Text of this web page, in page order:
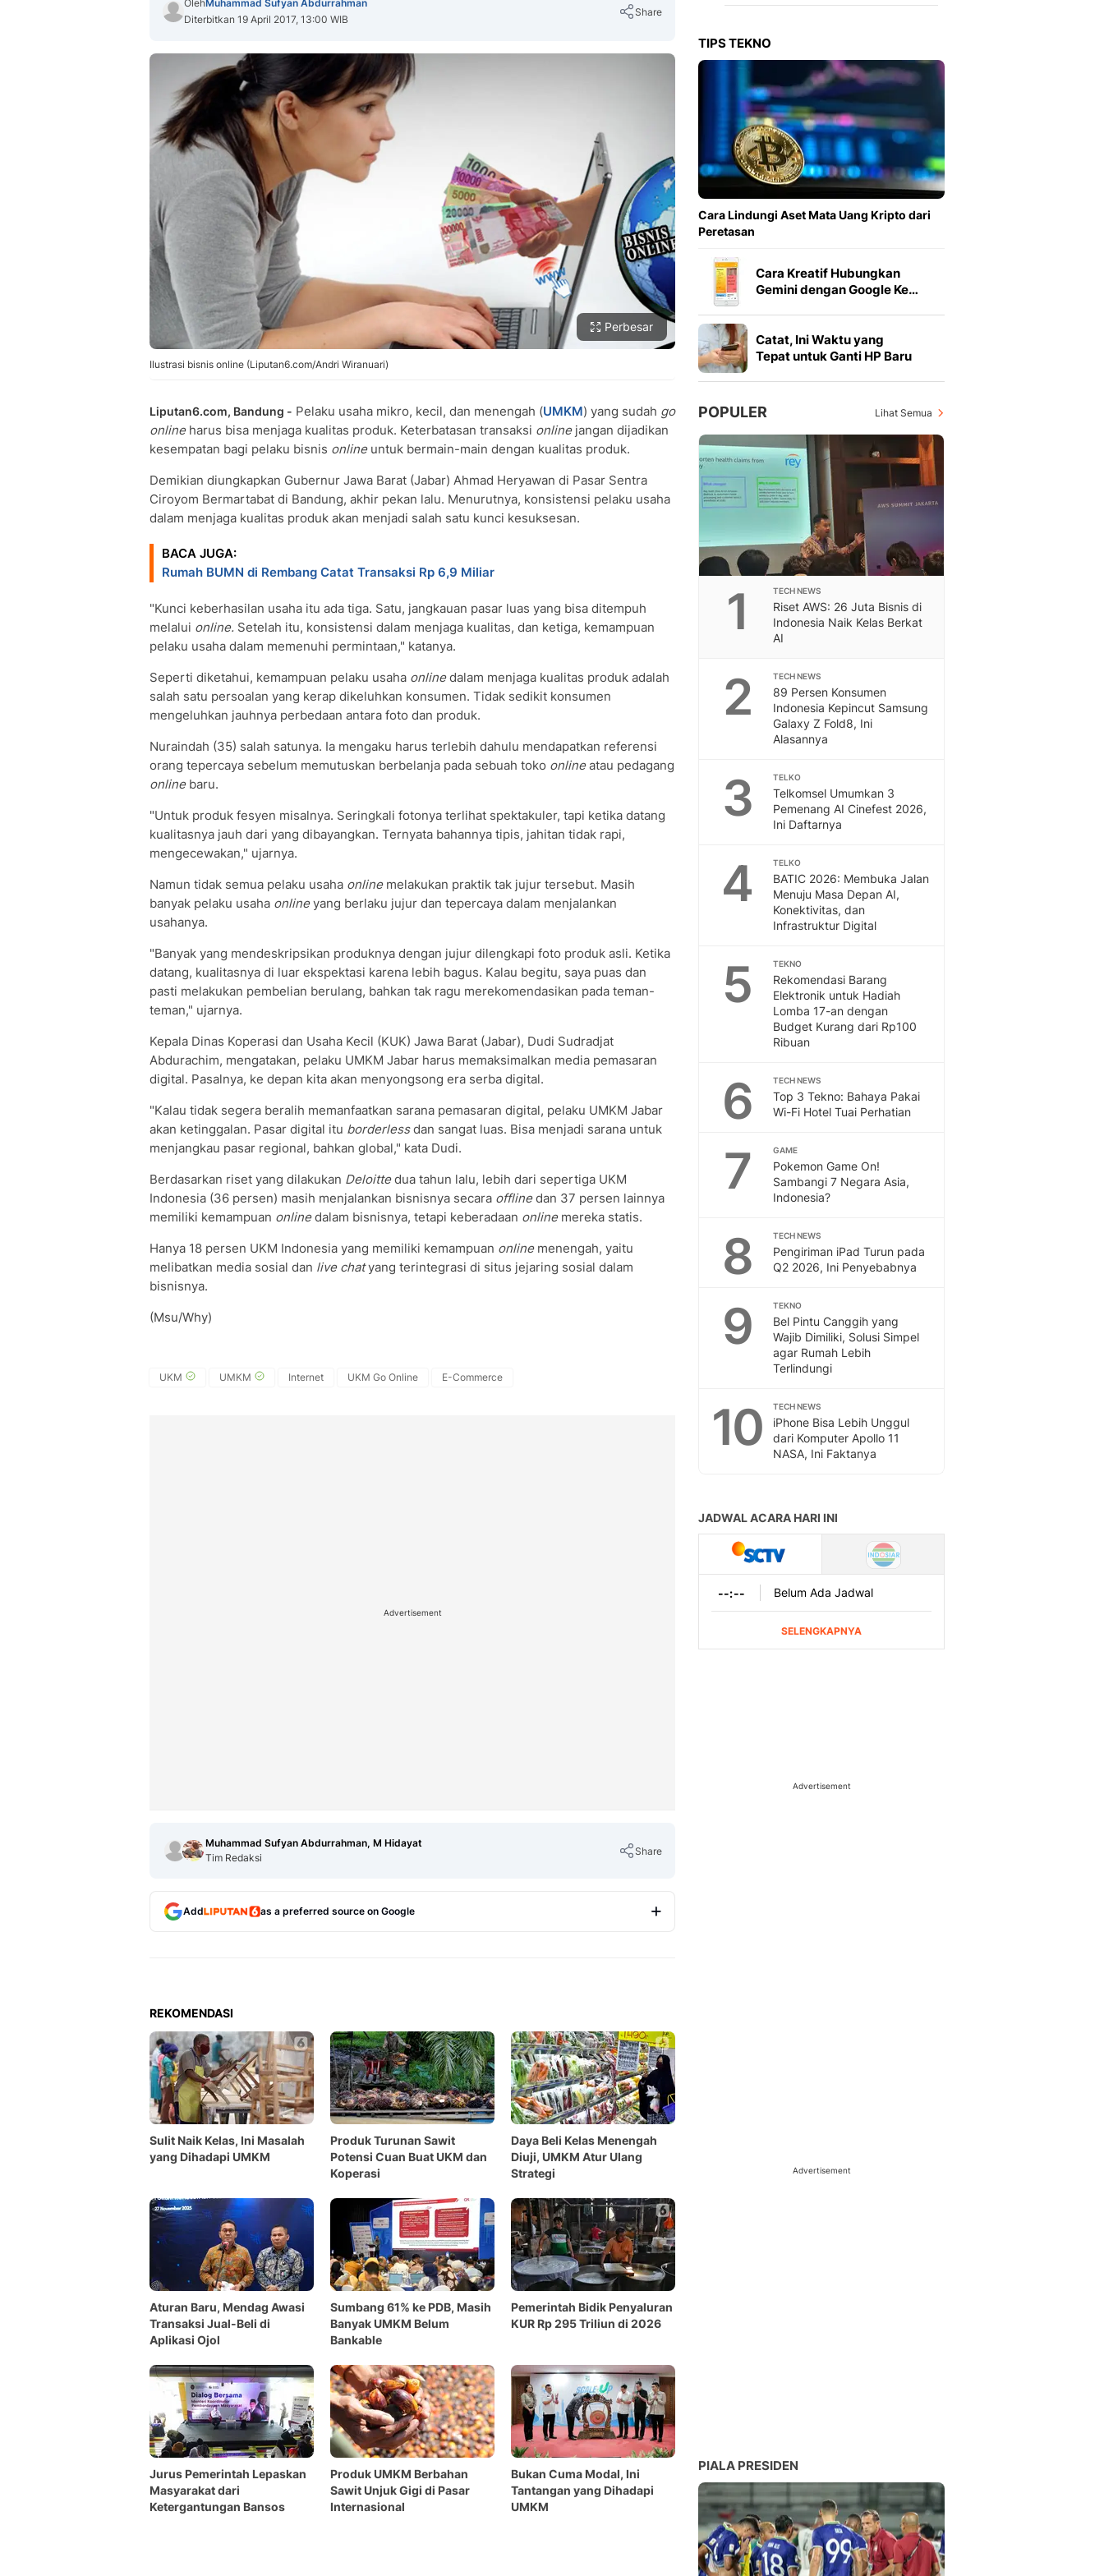
OlehMuhammad Sufyan Abdurrahman
Diterbitkan 19 April 2017, 13:00 WIB
Share
Perbesar
Ilustrasi bisnis online (Liputan6.com/Andri Wiranuari)
Liputan6.com, Bandung - Pelaku usaha mikro, kecil, dan menengah (UMKM) yang sudah go
onlineharus bisa menjaga kualitas produk. Keterbatasan transaksi onlinejangan dijadikan
kesempatan bagi pelaku bisnis onlineuntuk bermain-main dengan kualitas produk.
Demikian diungkapkan Gubernur Jawa Barat (Jabar) Ahmad Heryawan di Pasar Sentra
Ciroyom Bermartabat di Bandung, akhir pekan lalu. Menurutnya, konsistensi pelaku usaha
dalam menjaga kualitas produk akan menjadi salah satu kunci kesuksesan.
BACA JUGA:
Rumah BUMN di Rembang Catat Transaksi Rp 6,9 Miliar
"Kunci keberhasilan usaha itu ada tiga. Satu, jangkauan pasar luas yang bisa ditempuh
melalui online. Setelah itu, konsistensi dalam menjaga kualitas, dan ketiga, kemampuan
pelaku usaha dalam memenuhi permintaan," katanya.
Seperti diketahui, kemampuan pelaku usaha onlinedalam menjaga kualitas produk adalah
salah satu persoalan yang kerap dikeluhkan konsumen. Tidak sedikit konsumen
mengeluhkan jauhnya perbedaan antara foto dan produk.
Nuraindah (35) salah satunya. Ia mengaku harus terlebih dahulu mendapatkan referensi
orang tepercaya sebelum memutuskan berbelanja pada sebuah toko onlineatau pedagang
onlinebaru.
"Untuk produk fesyen misalnya. Seringkali fotonya terlihat spektakuler, tapi ketika datang
kualitasnya jauh dari yang dibayangkan. Ternyata bahannya tipis, jahitan tidak rapi,
mengecewakan," ujarnya.
Namun tidak semua pelaku usaha onlinemelakukan praktik tak jujur tersebut. Masih
banyak pelaku usaha onlineyang berlaku jujur dan tepercaya dalam menjalankan
usahanya.
"Banyak yang mendeskripsikan produknya dengan jujur dilengkapi foto produk asli. Ketika
datang, kualitasnya di luar ekspektasi karena lebih bagus. Kalau begitu, saya puas dan
pasti melakukan pembelian berulang, bahkan tak ragu merekomendasikan pada teman-
teman," ujarnya.
Kepala Dinas Koperasi dan Usaha Kecil (KUK) Jawa Barat (Jabar), Dudi Sudradjat
Abdurachim, mengatakan, pelaku UMKM Jabar harus memaksimalkan media pemasaran
digital. Pasalnya, ke depan kita akan menyongsong era serba digital.
"Kalau tidak segera beralih memanfaatkan sarana pemasaran digital, pelaku UMKM Jabar
akan ketinggalan. Pasar digital itu borderlessdan sangat luas. Bisa menjadi sarana untuk
menjangkau pasar regional, bahkan global," kata Dudi.
Berdasarkan riset yang dilakukan Deloittedua tahun lalu, lebih dari sepertiga UKM
Indonesia (36 persen) masih menjalankan bisnisnya secara offlinedan 37 persen lainnya
memiliki kemampuan onlinedalam bisnisnya, tetapi keberadaan onlinemereka statis.
Hanya 18 persen UKM Indonesia yang memiliki kemampuan onlinemenengah, yaitu
melibatkan media sosial dan live chatyang terintegrasi di situs jejaring sosial dalam
bisnisnya.
(Msu/Why)
UKM UMKM Internet UKM Go Online E-Commerce
Advertisement
Muhammad Sufyan Abdurrahman, M Hidayat
Tim Redaksi
Share
Add as a preferred source on Google
REKOMENDASI
Sulit Naik Kelas, Ini Masalah
yang Dihadapi UMKM
Produk Turunan Sawit
Potensi Cuan Buat UKM dan
Koperasi
Daya Beli Kelas Menengah
Diuji, UMKM Atur Ulang
Strategi
Aturan Baru, Mendag Awasi
Transaksi Jual-Beli di
Aplikasi Ojol
Sumbang 61% ke PDB, Masih
Banyak UMKM Belum
Bankable
Pemerintah Bidik Penyaluran
KUR Rp 295 Triliun di 2026
Jurus Pemerintah Lepaskan
Masyarakat dari
Ketergantungan Bansos
Produk UMKM Berbahan
Sawit Unjuk Gigi di Pasar
Internasional
Bukan Cuma Modal, Ini
Tantangan yang Dihadapi
UMKM
TIPS TEKNO
Cara Lindungi Aset Mata Uang Kripto dari
Peretasan
Cara Kreatif Hubungkan
Gemini dengan Google Ke…
Catat, Ini Waktu yang
Tepat untuk Ganti HP Baru
POPULER Lihat Semua
1 TECH NEWS
Riset AWS: 26 Juta Bisnis di
Indonesia Naik Kelas Berkat
AI
2 TECH NEWS
89 Persen Konsumen
Indonesia Kepincut Samsung
Galaxy Z Fold8, Ini
Alasannya
3 TELKO
Telkomsel Umumkan 3
Pemenang AI Cinefest 2026,
Ini Daftarnya
4 TELKO
BATIC 2026: Membuka Jalan
Menuju Masa Depan AI,
Konektivitas, dan
Infrastruktur Digital
5 TEKNO
Rekomendasi Barang
Elektronik untuk Hadiah
Lomba 17-an dengan
Budget Kurang dari Rp100
Ribuan
6 TECH NEWS
Top 3 Tekno: Bahaya Pakai
Wi-Fi Hotel Tuai Perhatian
7 GAME
Pokemon Game On!
Sambangi 7 Negara Asia,
Indonesia?
8 TECH NEWS
Pengiriman iPad Turun pada
Q2 2026, Ini Penyebabnya
9 TEKNO
Bel Pintu Canggih yang
Wajib Dimiliki, Solusi Simpel
agar Rumah Lebih
Terlindungi
10 TECH NEWS
iPhone Bisa Lebih Unggul
dari Komputer Apollo 11
NASA, Ini Faktanya
Advertisement
Advertisement
PIALA PRESIDEN